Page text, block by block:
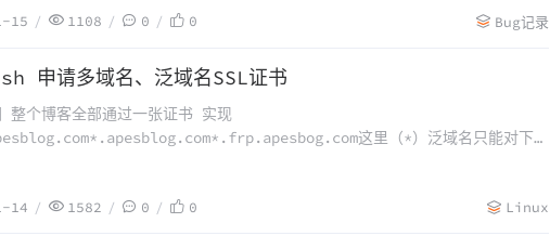
15 1108 0 0 Bug记录
14申请多域名、泛域名SSL证书
整个博客全部通过一张证书 实现
这里（*）泛域名只能对下一
14 1582 0 0 Linux